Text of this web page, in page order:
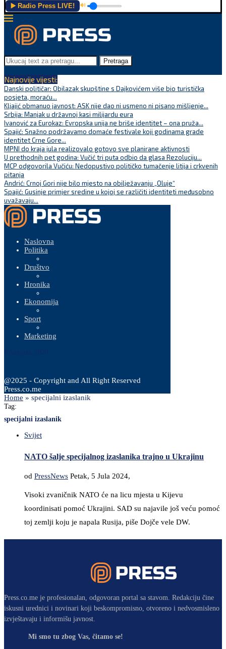
▶️ Radio Press LIVE! 🔊
Pretraga
Najnovije vijesti:
Danski političar: Obilazak skupštine s Dajkovićem više bio turistička
posjeta, moraću...
Kljajić obmanuo javnost: ASK nije dao ni usmeno ni pisano mišljenje...
Srbija: Manjak u državnoj kasi milijardu eura
Ivanović za Eurokaz: Evropska unija ne briše identitet – ona pruža...
Spajić: Snažno podržavamo domaće festivale koji godinama grade
identitet Crne Gore...
MPNI do kraja jula realizovalo gotovo sve planirane aktivnosti
U prethodnih pet godina: Vučić tri puta odbio da glasa Rezoluciju...
MCP odgovorila Vučiću: Nedopustivo političko tumačenje litija i crkvenih
pitanja
Andrić: Crnoj Gori nije bilo mjesto na obilježavanju „Oluje“
Spajić: Gusinje primjer sredine u kojoj se različiti identiteti međusobno
uvažavaju...
Naslovna
Politika
Društvo
Hronika
Ekonomija
Sport
Marketing
@2025 - Copyright and All Right Reserved
Press.co.me
Home » specijalni izaslanik
Tag:
specijalni izaslanik
Svijet
NATO šalje specijalnog izaslanika trajno u Ukrajinu
od PressNews Petak, 5 Jula 2024,
Visoki zvaničnik NATO će na licu mjesta u Kijevu
koordinisati pomoć Ukrajini. SAD su najavile još veću pomoć
toj zemlji koju je napala Rusija, piše Dojče vele DW.
Press.co.me je profesionalan, odgovoran portal sa stavom. Redakciju čine
iskusni urednici i novinari koji beskompromisno, otvoreno i nedvosmisleno
izvještavaju i informišu javnost.
Mi smo tu zbog Vas, čitamo se!